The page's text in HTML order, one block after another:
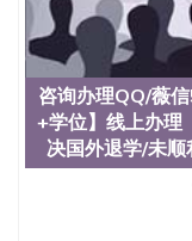
款； 7、快递给
真实网上可查的
留服真实存档可
（使馆认证），
真实可查认证办
流程农业科学院
院、地球及物质
与人类发展学院
护理学院、科学
前十名，工学院
咨询办理QQ/薇
+学位】线上办理
决国外退学/未